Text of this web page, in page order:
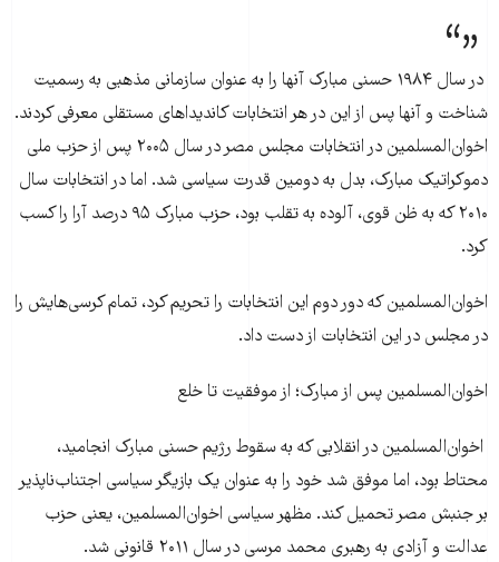
در سال ۱۹۸۴ حسنی مبارک آنها را به عنوان سازمانی مذهبی به رسمیت
شناخت و آنها پس از این در هر انتخابات کاندیداهای مستقلی معرفی کردند.
اخوان‌المسلمین در انتخابات مجلس مصر در سال ۲۰۰۵ پس از حزب ملی
دموکراتیک مبارک، بدل به دومین قدرت سیاسی شد. اما در انتخابات سال
۲۰۱۰ که به ظن قوی، آلوده به تقلب بود، حزب مبارک ۹۵ درصد آرا را کسب
کرد.
اخوان‌المسلمین که دور دوم این انتخابات را تحریم کرد، تمام کرسی‌هایش را
در مجلس در این انتخابات از دست داد.
اخوان‌المسلمین پس از مبارک؛ از موفقیت تا خلع
اخوان‌المسلمین در انقلابی که به سقوط رژیم حسنی مبارک انجامید،
محتاط بود، اما موفق شد خود را به عنوان یک بازیگر سیاسی اجتناب‌ناپذیر
بر جنبش مصر تحمیل کند. مظهر سیاسی اخوان‌المسلمین، یعنی حزب
عدالت و آزادی به رهبری محمد مرسی در سال ۲۰۱۱ قانونی شد.